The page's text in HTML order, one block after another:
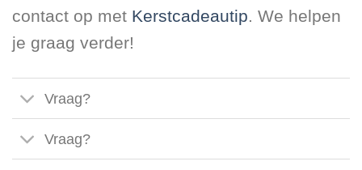
contact op met Kerstcadeautip. We helpen
je graag verder!
Vraag?
Vraag?